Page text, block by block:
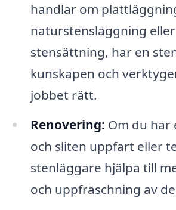
handlar om
naturstensläggning
stensättning, har en
kunskapen och
jobbet rätt.
Renovering: Om du har
och sliten uppfart eller
stenläggare hjälpa till
och uppfräschning av